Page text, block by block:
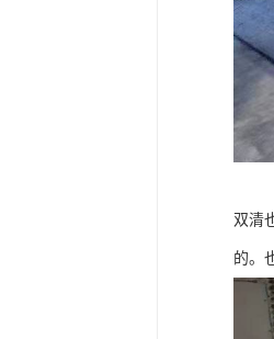
双清
的。